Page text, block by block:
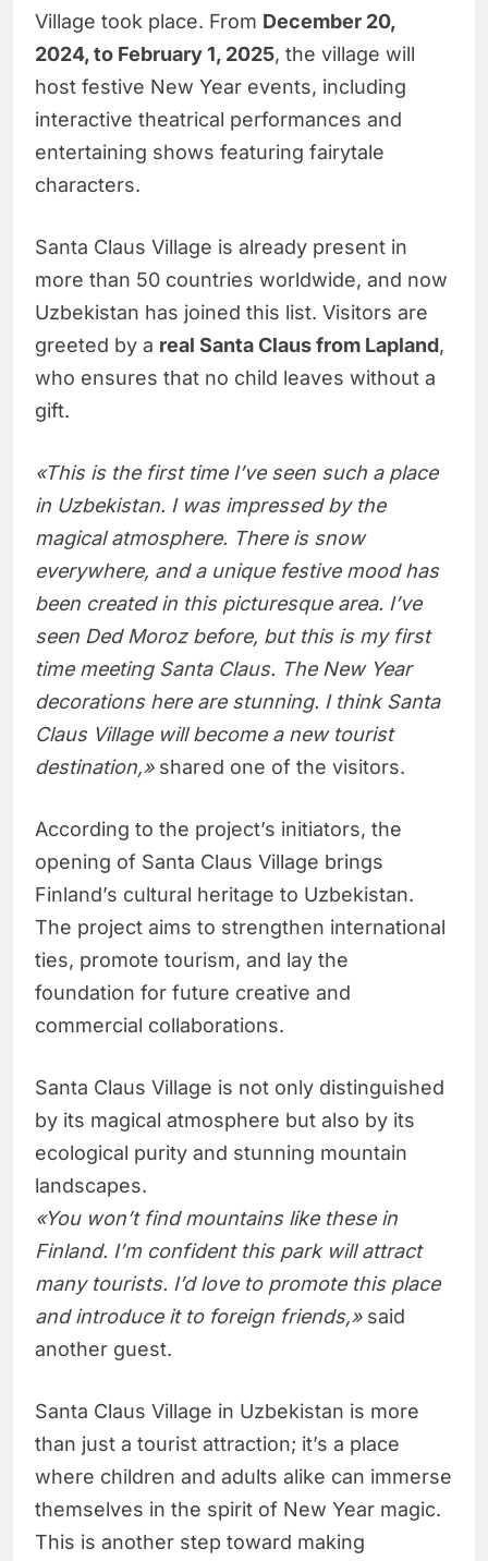
Village took place. From December 20,
2024, to February 1, 2025, the village will
host festive New Year events, including
interactive theatrical performances and
entertaining shows featuring fairytale
characters.
Santa Claus Village is already present in
more than 50 countries worldwide, and now
Uzbekistan has joined this list. Visitors are
greeted by a real Santa Claus from Lapland,
who ensures that no child leaves without a
gift.
«This is the first time I’ve seen such a place
in Uzbekistan. I was impressed by the
magical atmosphere. There is snow
everywhere, and a unique festive mood has
been created in this picturesque area. I’ve
seen Ded Moroz before, but this is my first
time meeting Santa Claus. The New Year
decorations here are stunning. I think Santa
Claus Village will become a new tourist
destination,»shared one of the visitors.
According to the project’s initiators, the
opening of Santa Claus Village brings
Finland’s cultural heritage to Uzbekistan.
The project aims to strengthen international
ties, promote tourism, and lay the
foundation for future creative and
commercial collaborations.
Santa Claus Village is not only distinguished
by its magical atmosphere but also by its
ecological purity and stunning mountain
landscapes.
«You won’t find mountains like these in
Finland. I’m confident this park will attract
many tourists. I’d love to promote this place
and introduce it to foreign friends,»said
another guest.
Santa Claus Village in Uzbekistan is more
than just a tourist attraction; it’s a place
where children and adults alike can immerse
themselves in the spirit of New Year magic.
This is another step toward making